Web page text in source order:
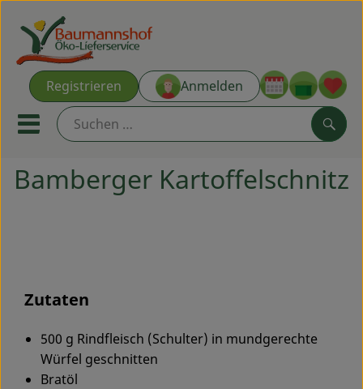
Registrieren Anmelden
Mobiles Menu öffnen oder
Ökokisten
THEMENWELTEN
AUS DER REGION
Ökokisten
Bamberger Kartoffelschnitz
Zutaten
500 g Rindfleisch (Schulter) in mundgerechte
Würfel geschnitten
Bratöl